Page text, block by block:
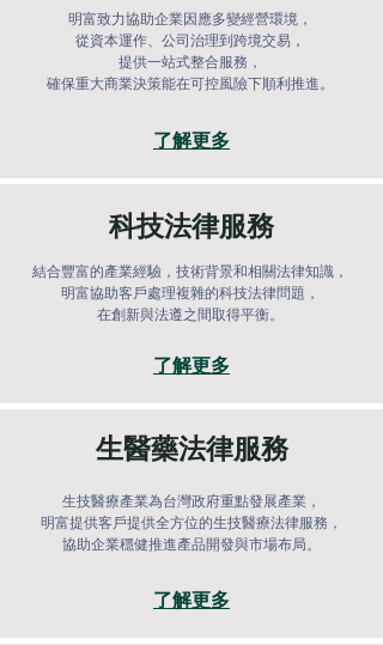
明富致力協助企業因應多變經營環境，
從資本運作、公司治理到跨境交易，
提供一站式整合服務，
確保重大商業決策能在可控風險下順利推進。
了解更多
科技法律服務
結合豐富的產業經驗，技術背景和相關法律知識，
明富協助客戶處理複雜的科技法律問題，
在創新與法遵之間取得平衡。
了解更多
生醫藥法律服務
生技醫療產業為台灣政府重點發展產業，
明富提供客戶提供全方位的生技醫療法律服務，
協助企業穩健推進產品開發與市場布局。
了解更多